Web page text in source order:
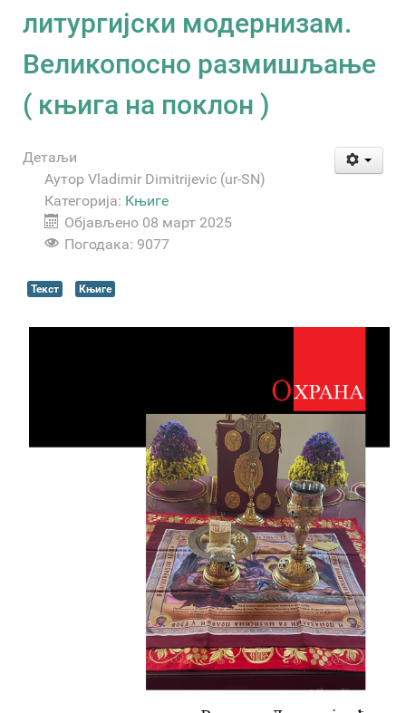
литургијски модернизам.
Великопосно размишљање
( књига на поклон )
Детаљи
Аутор Vladimir Dimitrijevic (ur-SN)
Категорија: Књиге
Објављено 08 март 2025
Погодака: 9077
Текст Књиге